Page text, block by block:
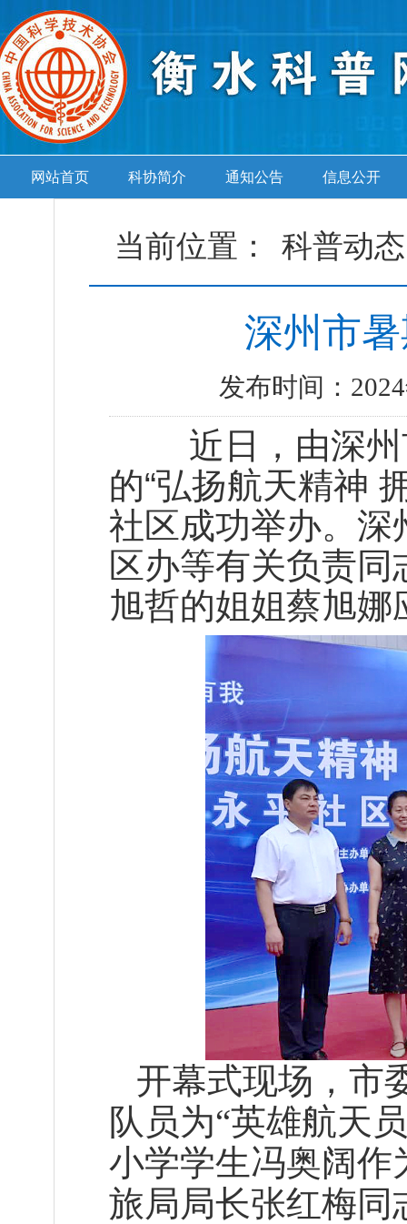
网站首页 科协简介 通知公告 信息公开
当前位置： 科普动态
深州市
发布时间：
近日，由深州
的“弘扬航天精神
社区成功举办。深
区办等有关负责同
旭哲的姐姐蔡旭
开幕式现场，市
队员为“英雄航天
小学学生冯奥阔作
旅局局长张红梅同